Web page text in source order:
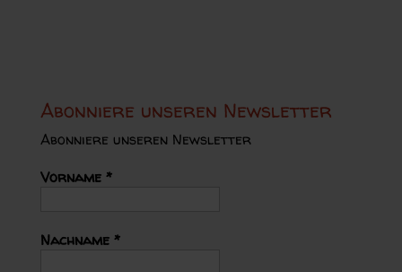
Abonniere unseren Newsletter
Abonniere unseren Newsletter
Vorname *
Nachname *